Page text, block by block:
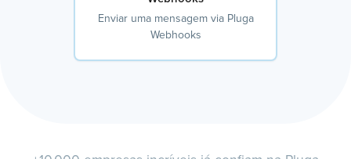
Enviar uma mensagem via Pluga
Webhooks